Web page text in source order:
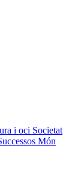
i oci Societat
Món